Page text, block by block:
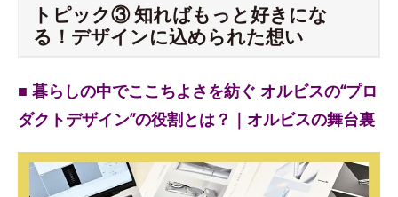
トピック③ 知ればもっと好きにな
る！デザインに込められた想い
■ 暮らしの中でここちよさを紡ぐ オルビスの“プロ
ダクトデザイン”の役割とは？｜オルビスの舞台裏